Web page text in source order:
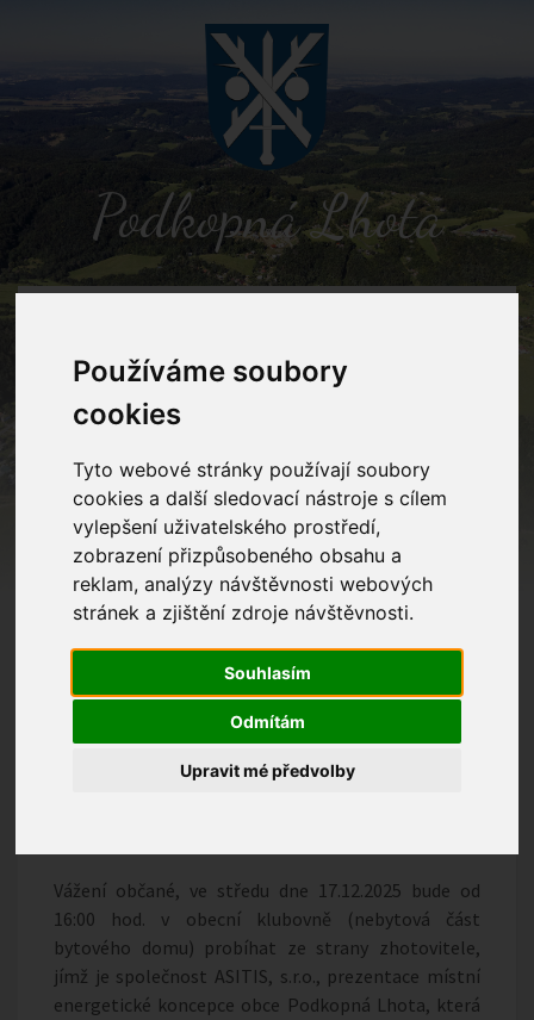
Používáme soubory
cookies
Tyto webové stránky používají soubory
cookies a další sledovací nástroje s cílem
vylepšení uživatelského prostředí,
zobrazení přizpůsobeného obsahu a
reklam, analýzy návštěvnosti webových
stránek a zjištění zdroje návštěvnosti.
Souhlasím
Odmítám
Upravit mé předvolby
Podkopná Lhota
Detail novinky
Podkopná Lhota Novinky
Prezentace místní energetické
koncepce obce Podkopná Lhota
Vážení občané, ve středu dne 17.12.2025 bude od
16:00 hod. v obecní klubovně (nebytová část
bytového domu) probíhat ze strany zhotovitele,
jímž je společnost ASITIS, s.r.o., prezentace místní
energetické koncepce obce Podkopná Lhota, která